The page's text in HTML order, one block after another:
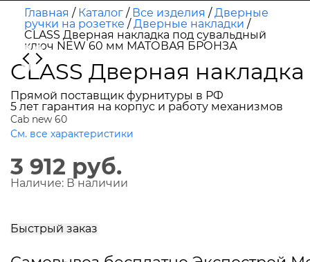
Главная / Каталог / Все изделия /Дверные
ручки на розетке /Дверные накладки /
CLASS Дверная накладка под сувальдный
ключ NEW 60 мм МАТОВАЯ БРОНЗА
CLASS Дверная
Прямой поставщик фурнитуры в РФ
5 лет гарантия на корпус и работу механизмов
Cab new 60
См. все характеристики
3 912 руб.
Наличие: В наличии
Быстрый заказ